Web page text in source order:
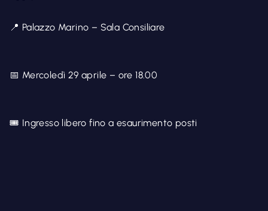
📍 Palazzo Marino – Sala Consiliare
📅 Mercoledì 29 aprile – ore 18.00
🎟️ Ingresso libero fino a esaurimento posti